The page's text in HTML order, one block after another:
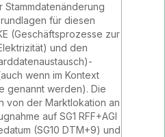
Stammdatenänderung
für diesen
(Geschäftsprozesse zur
und den
wenn im Kontext
genannt werden). Die
von der Marktlokation an
auf SG1 RFF+AGI
(SG10 DTM+9) und